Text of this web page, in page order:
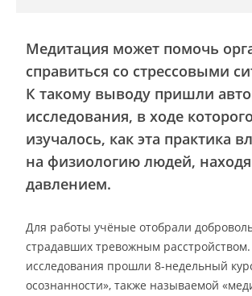
Медитация может помочь
справиться со стрессовыми
К такому выводу пришли
исследования, в ходе
изучалось, как эта практика
на физиологию людей,
давлением.
Для работы учёные отобрали
страдавших тревожным
исследования прошли 8-недельный
осознанности», также называемой